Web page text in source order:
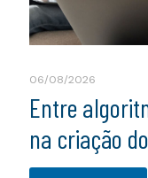
06/08/2026
Entre
na criação